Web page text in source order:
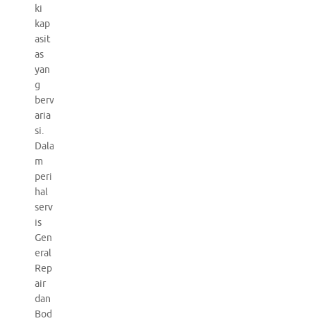
ki
kap
asit
as
yan
g
berv
aria
si.
Dala
m
peri
hal
serv
is
Gen
eral
Rep
air
dan
Bod